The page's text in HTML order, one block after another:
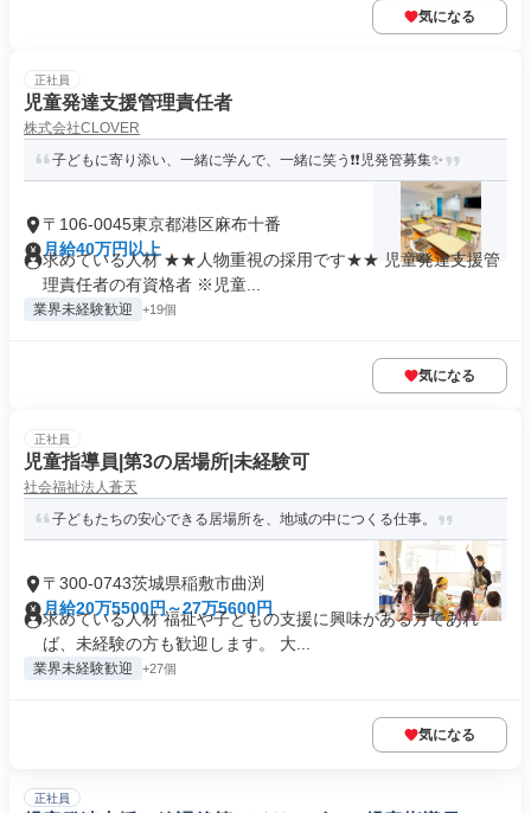
気になる
正社員
児童発達支援管理責任者
株式会社CLOVER
子どもに寄り添い、一緒に学んで、一緒に笑う❗❗児発管募集✨
〒106-0045東京都港区麻布十番
月給40万円以上
求めている人材 ★★人物重視の採用です★★ 児童発達支援管
理責任者の有資格者 ※児童...
業界未経験歓迎 +19個
気になる
正社員
児童指導員|第3の居場所|未経験可
社会福祉法人蒼天
子どもたちの安心できる居場所を、地域の中につくる仕事。
〒300-0743茨城県稲敷市曲渕
月給20万5500円～27万5600円
求めている人材 福祉や子どもの支援に興味がある方であれ
ば、未経験の方も歓迎します。 大...
業界未経験歓迎 +27個
気になる
正社員